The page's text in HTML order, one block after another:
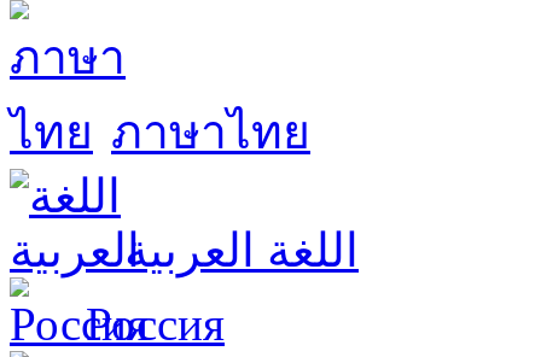
ภาษาไทย
اللغة العربية
Россия